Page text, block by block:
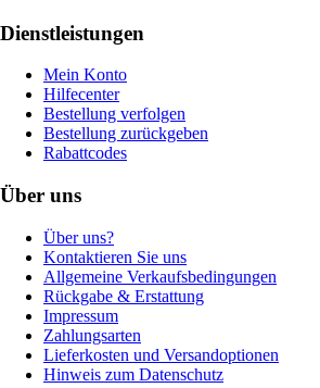
Dienstleistungen
Mein Konto
Hilfecenter
Bestellung verfolgen
Bestellung zurückgeben
Rabattcodes
Über uns
Über uns?
Kontaktieren Sie uns
Allgemeine Verkaufsbedingungen
Rückgabe & Erstattung
Impressum
Zahlungsarten
Lieferkosten und Versandoptionen
Hinweis zum Datenschutz